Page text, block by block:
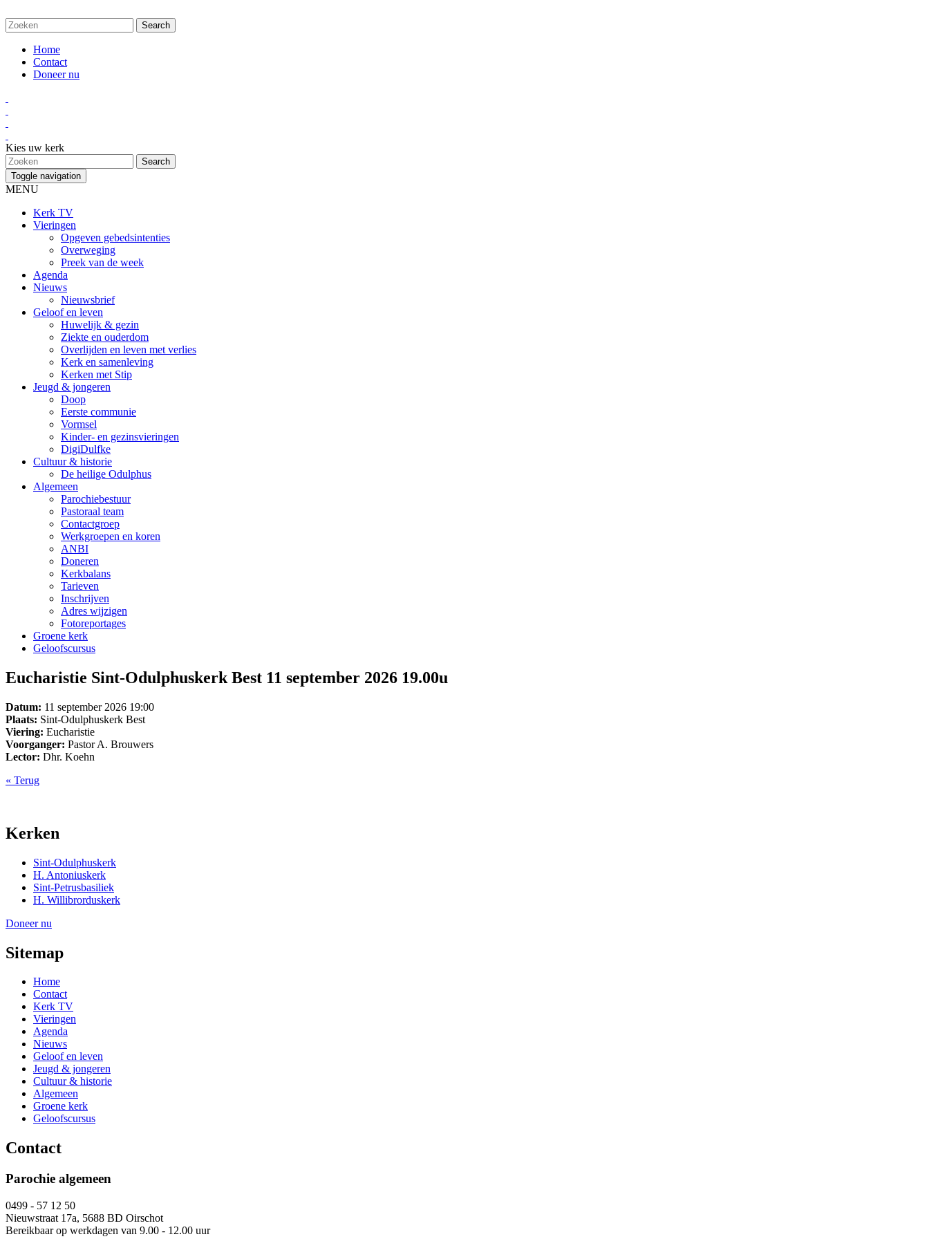
Home
Contact
Doneer nu
Kies uw kerk
Toggle navigation
MENU
Kerk TV
Vieringen
Opgeven gebedsintenties
Overweging
Preek van de week
Agenda
Nieuws
Nieuwsbrief
Geloof en leven
Huwelijk & gezin
Ziekte en ouderdom
Overlijden en leven met verlies
Kerk en samenleving
Kerken met Stip
Jeugd & jongeren
Doop
Eerste communie
Vormsel
Kinder- en gezinsvieringen
DigiDulfke
Cultuur & historie
De heilige Odulphus
Algemeen
Parochiebestuur
Pastoraal team
Contactgroep
Werkgroepen en koren
ANBI
Doneren
Kerkbalans
Tarieven
Inschrijven
Adres wijzigen
Fotoreportages
Groene kerk
Geloofscursus
Eucharistie Sint-Odulphuskerk Best 11 september 2026 19.00u
Datum: 11 september 2026 19:00
Plaats: Sint-Odulphuskerk Best
Viering: Eucharistie
Voorganger: Pastor A. Brouwers
Lector: Dhr. Koehn
« Terug
Kerken
Sint-Odulphuskerk
H. Antoniuskerk
Sint-Petrusbasiliek
H. Willibrorduskerk
Doneer nu
Sitemap
Home
Contact
Kerk TV
Vieringen
Agenda
Nieuws
Geloof en leven
Jeugd & jongeren
Cultuur & historie
Algemeen
Groene kerk
Geloofscursus
Contact
Parochie algemeen
0499 - 57 12 50
Nieuwstraat 17a, 5688 BD Oirschot
Bereikbaar op werkdagen van 9.00 - 12.00 uur